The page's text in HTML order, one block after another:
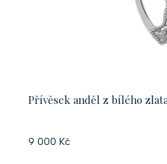
Přívěsek anděl z bílého
9 000 Kč